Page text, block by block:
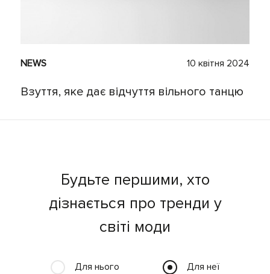
NEWS 10 квітня 2024
Взуття, яке дає відчуття вільного танцю
Будьте першими, хто
дізнається про тренди у
світі моди
Для нього Для неї